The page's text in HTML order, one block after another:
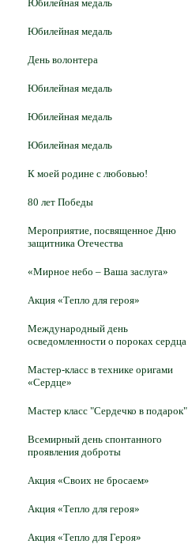
Юбилейная медаль
Юбилейная медаль
День волонтера
Юбилейная медаль
Юбилейная медаль
Юбилейная медаль
К моей родине с любовью!
80 лет Победы
Мероприятие, посвященное Дню
защитника Отечества
«Мирное небо – Ваша заслуга»
Акция «Тепло для героя»
Международный день
осведомленности о пороках сердца
Мастер-класс в технике оригами
«Сердце»
Мастер класс "Сердечко в подарок"
Всемирный день спонтанного
проявления доброты
Акция «Своих не бросаем»
Акция «Тепло для героя»
Акция «Тепло для Героя»